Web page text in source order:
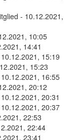
- 10.12.2021,
10:05
14:41
15:19
15:23
16:55
20:12
20:31
20:37
22:53
22:44
23:41